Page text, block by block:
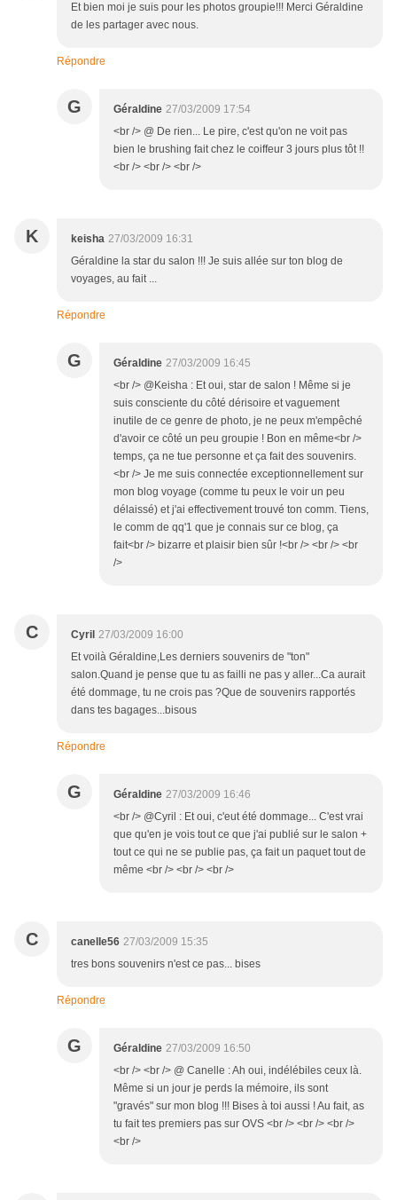
Et bien moi je suis pour les photos groupie!!! Merci Géraldine
de les partager avec nous.
Répondre
G Géraldine 27/03/2009 17:54
<br /> @ De rien... Le pire, c'est qu'on ne voit pas
bien le brushing fait chez le coiffeur 3 jours plus tôt !!
<br /> <br /> <br />
K keisha 27/03/2009 16:31
Géraldine la star du salon !!! Je suis allée sur ton blog de
voyages, au fait ...
Répondre
G Géraldine 27/03/2009 16:45
<br /> @Keisha : Et oui, star de salon ! Même si je
suis consciente du côté dérisoire et vaguement
inutile de ce genre de photo, je ne peux m'empêché
d'avoir ce côté un peu groupie ! Bon en même<br />
temps, ça ne tue personne et ça fait des souvenirs.
<br /> Je me suis connectée exceptionnellement sur
mon blog voyage (comme tu peux le voir un peu
délaissé) et j'ai effectivement trouvé ton comm. Tiens,
le comm de qq'1 que je connais sur ce blog, ça
fait<br /> bizarre et plaisir bien sûr !<br /> <br /> <br
/>
C Cyril 27/03/2009 16:00
Et voilà Géraldine,Les derniers souvenirs de "ton"
salon.Quand je pense que tu as failli ne pas y aller...Ca aurait
été dommage, tu ne crois pas ?Que de souvenirs rapportés
dans tes bagages...bisous
Répondre
G Géraldine 27/03/2009 16:46
<br /> @Cyril : Et oui, c'eut été dommage... C'est vrai
que qu'en je vois tout ce que j'ai publié sur le salon +
tout ce qui ne se publie pas, ça fait un paquet tout de
même <br /> <br /> <br />
C canelle56 27/03/2009 15:35
tres bons souvenirs n'est ce pas... bises
Répondre
G Géraldine 27/03/2009 16:50
<br /> <br /> @ Canelle : Ah oui, indélébiles ceux là.
Même si un jour je perds la mémoire, ils sont
"gravés" sur mon blog !!! Bises à toi aussi ! Au fait, as
tu fait tes premiers pas sur OVS <br /> <br /> <br />
<br />